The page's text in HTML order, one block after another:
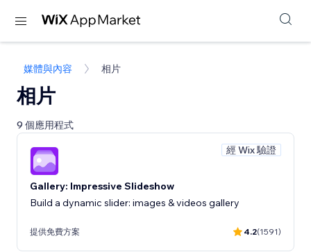
媒體與內容 相片
相片
9 個應用程式
經 Wix 驗證
Gallery: Impressive Slideshow
Build a dynamic slider: images & videos gallery
提供免費方案 4.2(1591)